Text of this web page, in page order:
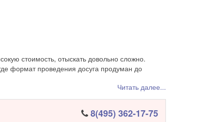
стоимость, отыскать довольно сложно.
формат проведения досуга продуман до
Читать далее...
8(495) 362-17-75